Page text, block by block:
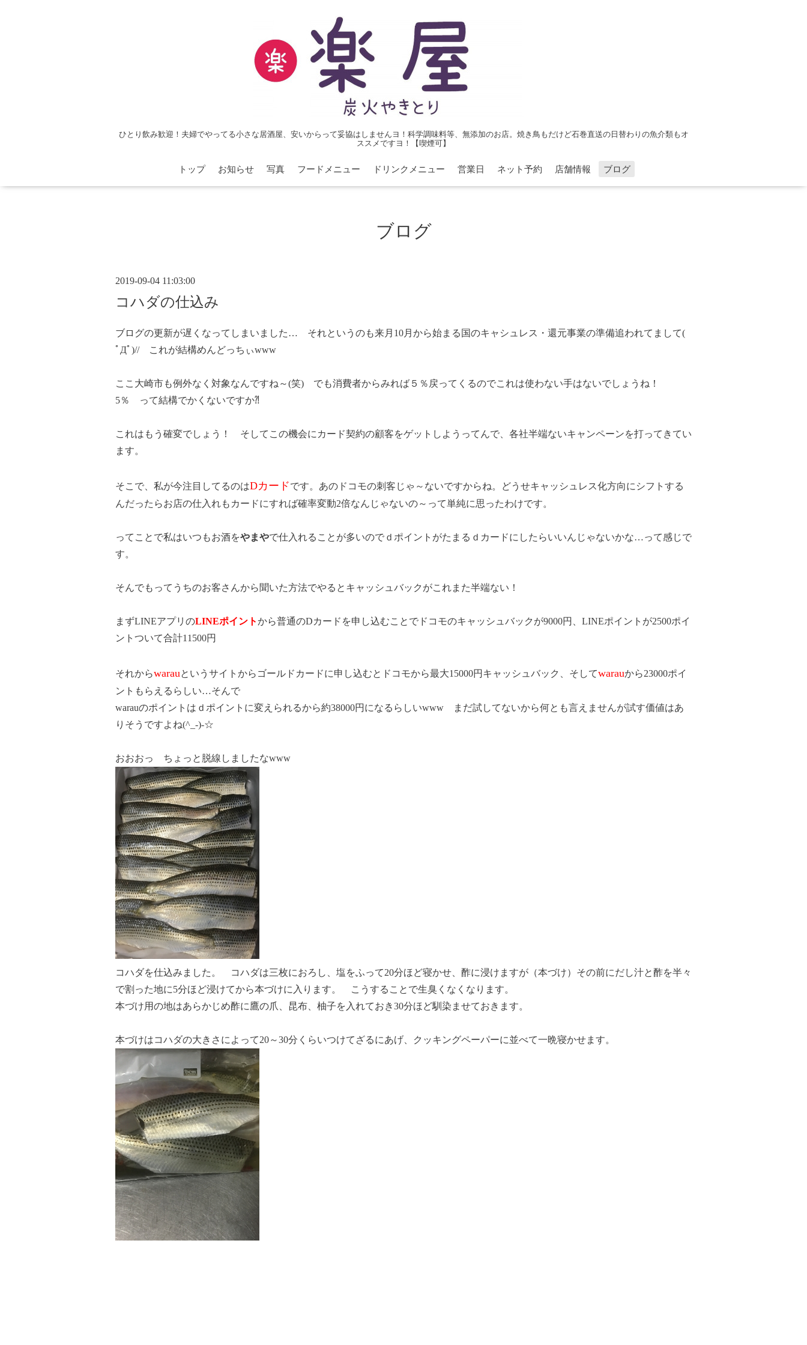
ひとり飲み歓迎！夫婦でやってる小さな居酒屋、安いからって妥協はしませんヨ！科学調味料等、無添加のお店。焼き鳥もだけど石巻直送の日替わりの魚介類もオ
ススメですヨ！【喫煙可】
トップ お知らせ 写真 フードメニュー ドリンクメニュー 営業日 ネット予約 店舗情報 ブログ
ブログ
2019-09-04 11:03:00
コハダの仕込み
ブログの更新が遅くなってしまいました… それというのも来月10月から始まる国のキャシュレス・還元事業の準備追われてまして(
ﾟДﾟ)// これが結構めんどっちぃwww
ここ大崎市も例外なく対象なんですね～(笑) でも消費者からみれば５％戻ってくるのでこれは使わない手はないでしょうね！
5％ って結構でかくないですか⁈
これはもう確変でしょう！ そしてこの機会にカード契約の顧客をゲットしようってんで、各社半端ないキャンペーンを打ってきてい
ます。
そこで、私が今注目してるのはDカードです。あのドコモの刺客じゃ～ないですからね。どうせキャッシュレス化方向にシフトする
んだったらお店の仕入れもカードにすれば確率変動2倍なんじゃないの～って単純に思ったわけです。
ってことで私はいつもお酒をやまやで仕入れることが多いのでｄポイントがたまるｄカードにしたらいいんじゃないかな…って感じで
す。
そんでもってうちのお客さんから聞いた方法でやるとキャッシュバックがこれまた半端ない！
まずLINEアプリのLINEポイントから普通のDカードを申し込むことでドコモのキャッシュバックが9000円、LINEポイントが2500ポイ
ントついて合計11500円
それからwarauというサイトからゴールドカードに申し込むとドコモから最大15000円キャッシュバック、そしてwarauから23000ポイ
ントもらえるらしい…そんで
warauのポイントはｄポイントに変えられるから約38000円になるらしいwww まだ試してないから何とも言えませんが試す価値はあ
りそうですよね(^_-)-☆
おおおっ ちょっと脱線しましたなwww
コハダを仕込みました。 コハダは三枚におろし、塩をふって20分ほど寝かせ、酢に浸けますが（本づけ）その前にだし汁と酢を半々
で割った地に5分ほど浸けてから本づけに入ります。 こうすることで生臭くなくなります。
本づけ用の地はあらかじめ酢に鷹の爪、昆布、柚子を入れておき30分ほど馴染ませておきます。
本づけはコハダの大きさによって20～30分くらいつけてざるにあげ、クッキングペーパーに並べて一晩寝かせます。